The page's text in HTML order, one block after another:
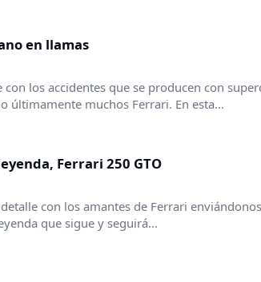
en llamas
los accidentes que se producen con
últimamente muchos Ferrari. En esta...
Ferrari 250 GTO
con los amantes de Ferrari
que sigue y seguirá...